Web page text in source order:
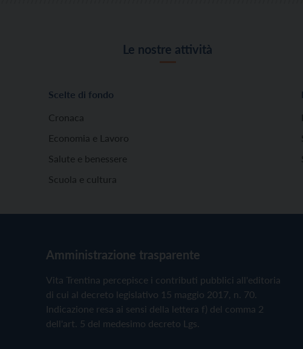
Le nostre attività
Scelte di fondo
Cronaca
Economia e Lavoro
Salute e benessere
Scuola e cultura
Amministrazione trasparente
Vita Trentina percepisce i contributi pubblici all'editoria
di cui al decreto legislativo 15 maggio 2017, n. 70.
Indicazione resa ai sensi della lettera f) del comma 2
dell'art. 5 del medesimo decreto Lgs.